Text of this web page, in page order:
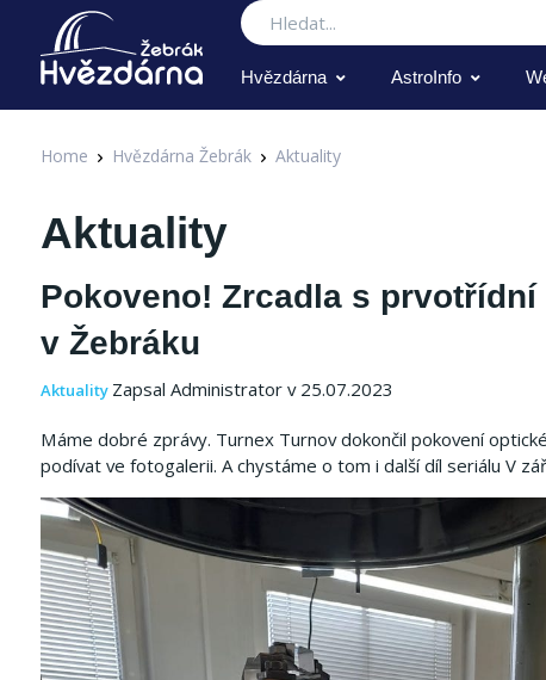
Hledat
Hvězdárna AstroInfo
Home Hvězdárna Žebrák Aktuality
Aktuality
Pokoveno! Zrcadla s
v Žebráku
Aktuality Zapsal Administrator v 25.07.2023
Máme dobré zprávy. Turnex Turnov dokončil pokovení
podívat ve fotogalerii. A chystáme o tom i další díl seriálu V